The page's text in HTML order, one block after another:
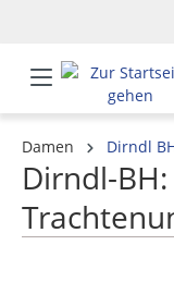
Damen Dirndl
Dirndl-